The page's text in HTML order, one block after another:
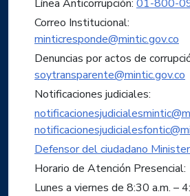
Línea Anticorrupción: 01-800-
Correo Institucional:
minticresponde@mintic.gov.co
Denuncias por actos de
soytransparente@mintic.gov.co
Notificaciones judiciales:
Defensor del ciudadano
Horario de Atención Presencial:
Lunes a viernes de 8:30 a.m. –